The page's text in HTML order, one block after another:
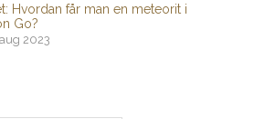
Hvordan får man en meteorit i
Go?
2023